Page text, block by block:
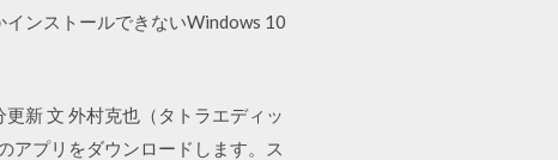
ンストールできないWindows 10
新 文 外村克也（タトラエディッ
アプリをダウンロードします。ス